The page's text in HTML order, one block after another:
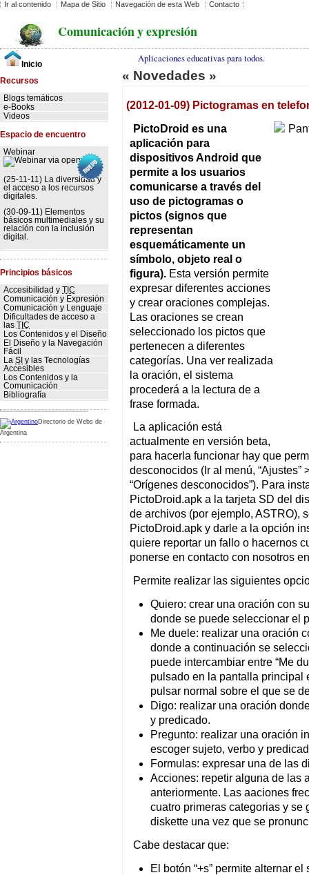
Ir al contenido Mapa de Sitio Navegación de esta Web Contacto
Comunicación y expresión
Aplicaciones educativas para todos.
Inicio
Recursos
Blogs temáticos
e-Books
Videos
Espacio de encuentro
Webinar
(25-11-11) La diversidad y
el acceso a los recursos
digitales.
(30-09-11) Elementos
básicos multimediales y su
relación con la inclusión
digital.
Principios básicos
Accesibilidad y TIC
Comunicación y Expresión
Comunicación y Lenguaje
Dificultades de acceso a
las TIC
Los Contenidos y el Diseño
El Diseño y la Navegación
Fácil
La SI y las Tecnologías
Accesibles
Los Contenidos y la
Comunicación
Bibliografía
Directorio de Webs de
Argentina
« Novedades »
(2012-01-09) Pictogramas en
PictoDroid es una
aplicación para
dispositivos Android que
permite a los usuarios
comunicarse a través del
uso de pictogramas o
pictos (signos que
representan
esquemáticamente un
símbolo, objeto real o
figura). Esta versión permite
expresar diferentes acciones
y crear oraciones complejas.
Las oraciones se crean
seleccionado los pictos que
pertenecen a diferentes
categorías. Una ver realizada
la oración, el sistema
procederá a la lectura de a
frase formada.
La aplicación está
actualmente en versión beta,
para hacerla funcionar hay que
desconocidos (Ir al menú, “Ajustes”
“Orígenes desconocidos”). Para
PictoDroid.apk a la tarjeta SD del
de archivos (por ejemplo, ASTRO),
PictoDroid.apk y darle a la opción
quiere reportar un fallo o hacernos
ponerse en contacto con nosotros
Permite realizar las siguientes
Quiero: crear una oración con
donde se puede seleccionar el
Me duele: realizar una oración
donde a continuación se
puede intercambiar entre “Me
pulsado en la pantalla principal
pulsar normal sobre el que se
Digo: realizar una oración
y predicado.
Pregunto: realizar una oración
escoger sujeto, verbo y
Formulas: expresar una de las
Acciones: repetir alguna de las
anteriormente. Las aaciones
cuatro primeras categorias y
diskette una vez que se
Cabe destacar que:
El botón “+s” permite alternar